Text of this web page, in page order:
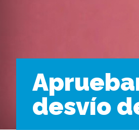
desvío